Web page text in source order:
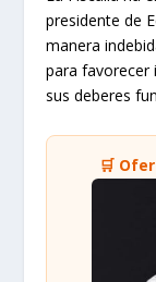
presidente de
manera
para favorecer
sus deberes
🛒